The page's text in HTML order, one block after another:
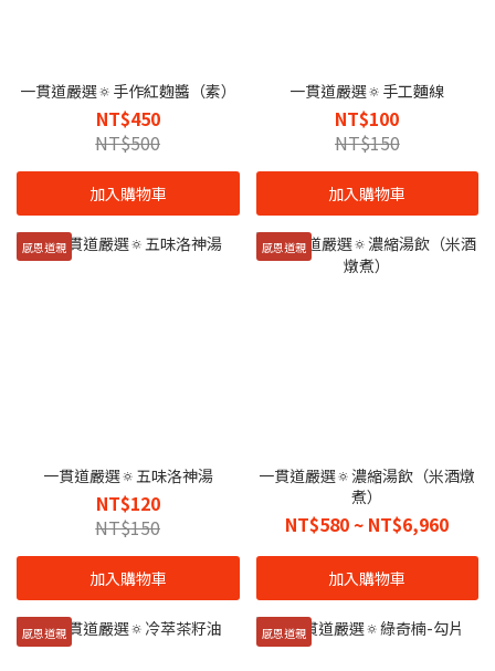
一貫道嚴選🔅手作紅麴醬（素）
NT$450
NT$500
加入購物車
一貫道嚴選🔅手工麵線
NT$100
NT$150
加入購物車
感恩道親
一貫道嚴選🔅五味洛神湯
NT$120
NT$150
加入購物車
感恩道親
一貫道嚴選🔅濃縮湯飲（米酒燉
煮）
NT$580 ~ NT$6,960
加入購物車
感恩道親 感恩道親